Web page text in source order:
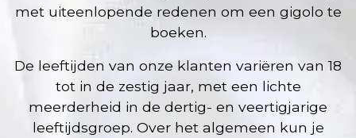
met uiteenlopende redenen om een gigolo te
boeken.
De leeftijden van onze klanten variëren van 18
tot in de zestig jaar, met een lichte
meerderheid in de dertig- en veertigjarige
leeftijdsgroep. Over het algemeen kun je